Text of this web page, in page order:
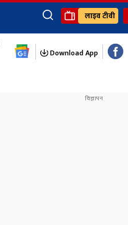
जॉब्स न्यूज Youtube
Ibc24
लाइव टीवी
Session
Download App